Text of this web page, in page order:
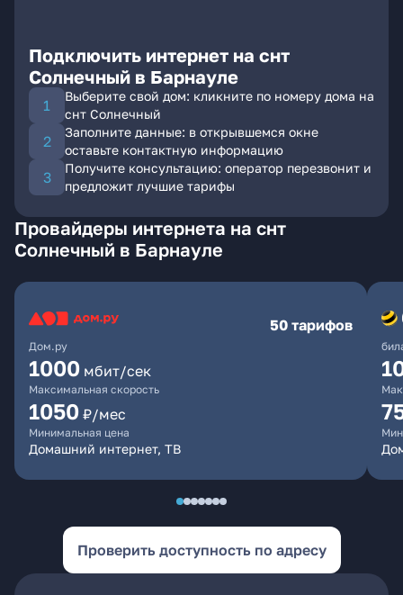
Подключить интернет на снт
Солнечный в Барнауле
Выберите свой дом: кликните по номеру дома на
снт Солнечный
Заполните данные: в открывшемся окне
оставьте контактную информацию
Получите консультацию: оператор перезвонит и
предложит лучшие тарифы
Провайдеры интернета на снт
Солнечный в Барнауле
Дом.ру
50 тарифов
1000 мбит/сек
Максимальная скорость
1050 ₽/мес
Минимальная цена
Домашний интернет, ТВ
Проверить доступность по адресу